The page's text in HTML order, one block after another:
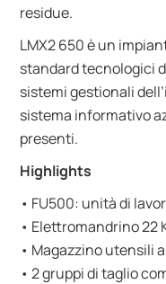
residue.
LMX2 650 è un
standard tecnologici
sistemi gestionali
sistema informativo
presenti.
Highlights
• FU500: unità di
• Elettromandrino 22
• Magazzino utensili
• 2 gruppi di taglio